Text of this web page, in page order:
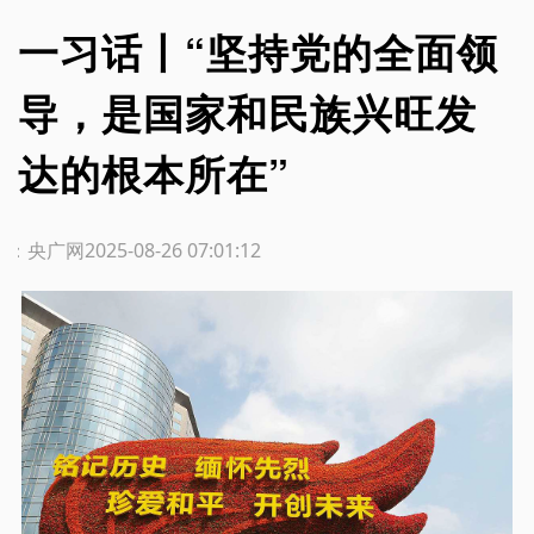
一习话丨“坚持党的全面领
导，是国家和民族兴旺发
达的根本所在”
2025-08-26 07:01:12
：央广网